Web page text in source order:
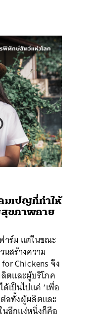
มเปญที่ทำให้
สุขภาพกาย
าร์ม แต่ในขณะ
นสร้างความ
Chickens จึง
ตและผู้บริโภค
เป็นไปแค่ ‘เพื่อ
ต่อทั้งผู้ผลิตและ
นอีกแง่หนึ่งก็คือ
EMAIL